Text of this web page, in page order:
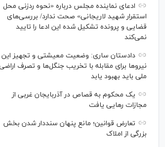
ادعای نماینده مجلس درباره «نحوه ردزنی محل
استقرار شهید لاریجانی» صحت ندارد/ بررسی‌های
قضایی و پرونده تشکیل شده این ادعا را تایید
نمی‌کند
دادستان ساری: وضعیت معیشتی و تجهیز این
نیرو‌ها برای مقابله با تخریب جنگل‌ها و تصرف
ملی باید بهبود یابد
یک محکوم به قصاص در آذربایجان‌ غربی از
مجازات رهایی یافت
تعارض قوانین؛ مانع پنهان سنددار شدن بخش
بزرگی از املاک